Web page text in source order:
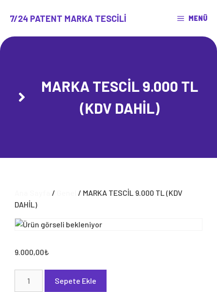
atla7/24 PATENT MARKA TESCILI MENÜ
MARKA TESCİL 9.000 TL
(KDV DAHİL)
/
/ MARKA TESCİL 9.000 TL (KDV
DAHİL)
9.000,00₺
TESCİL
Sepete Ekle